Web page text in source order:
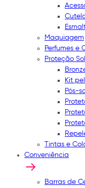
Maquiagem
Perfumes e
Proteção
Kit
Pós-
Tintas e
Conveniência
Barras de